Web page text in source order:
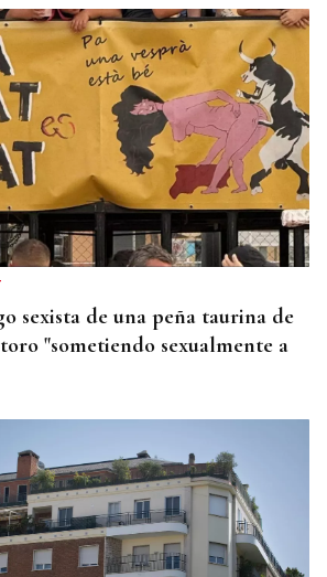
EEUU EN BRASILIA
de la embajadora de Brasil
sexista de una peña taurina de
"sometiendo sexualmente a